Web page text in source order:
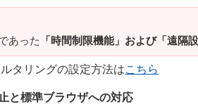
あった 「時間制限機能」および「遠隔
タリングの設定方法はこちら
と標準ブラウザへの対応